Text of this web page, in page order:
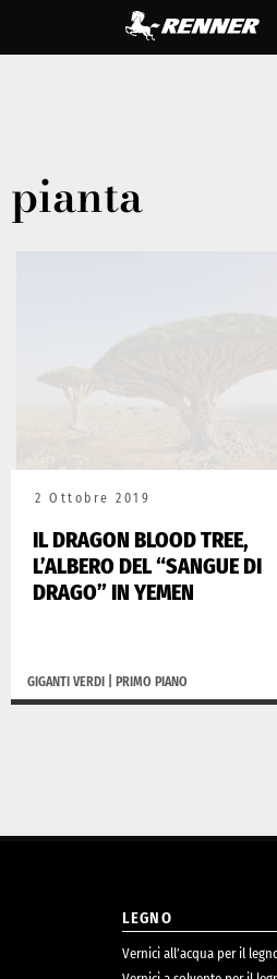
pianta
2 Ottobre 2019
IL DRAGON BLOOD TREE,
L’ALBERO DEL “SANGUE DI
DRAGO” IN YEMEN
GIGANTI VERDI PRIMO PIANO
LEGNO
Vernici all’acqua per il